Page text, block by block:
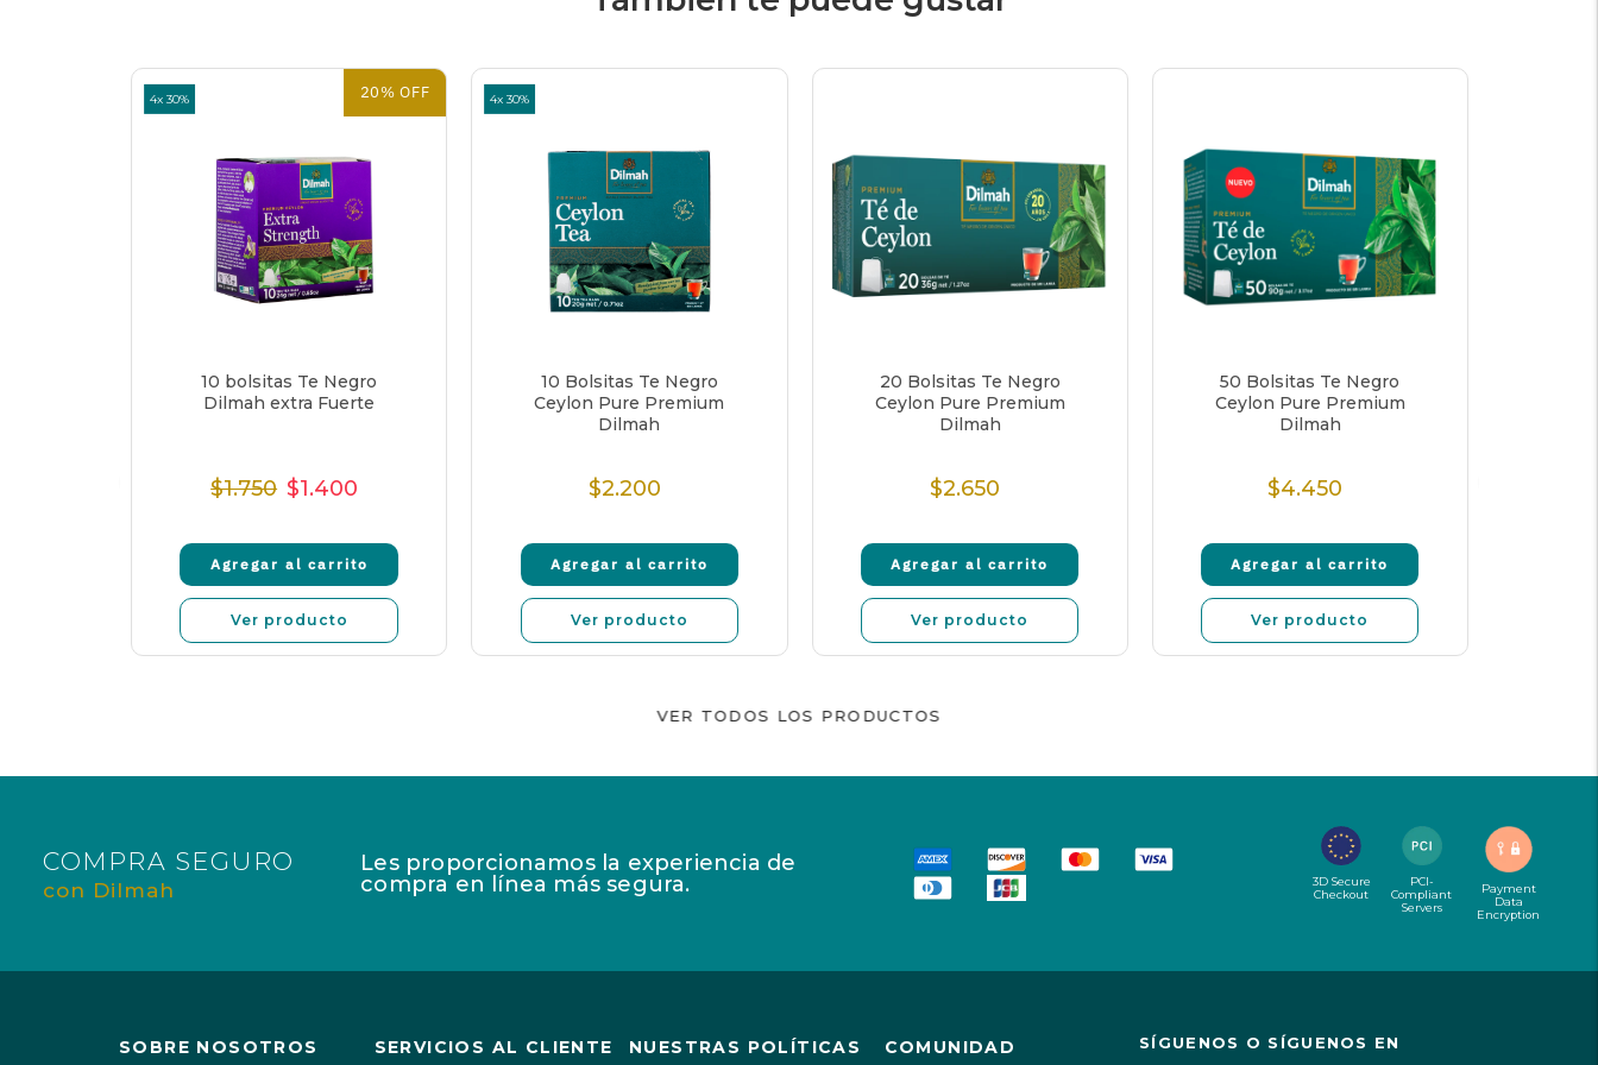
VER TODOS LOS PRODUCTOS
4x 30% 20% OFF
10 bolsitas Te Negro
Dilmah extra Fuerte
Precio
$1.750 Precio
venta
$1.400
Agregar al carrito
Ver producto
4x 30%
10 Bolsitas Te Negro
Ceylon Pure Premium
Dilmah
Precio
$2.200
Agregar al carrito
Ver producto
20 Bolsitas Te Negro
Ceylon Pure Premium
Dilmah
Precio
$2.650
Agregar al carrito
Ver producto
50 Bolsitas Te Negro
Ceylon Pure Premium
Dilmah
Precio
$4.450
Agregar al carrito
Ver producto
COMPRA SEGURO
con Dilmah
Les proporcionamos la experiencia de
compra en línea más segura.
3D Secure
Checkout
PCI-
Compliant
Servers
Payment
Data
Encryption
SOBRE NOSOTROS SERVICIOS AL CLIENTE NUESTRAS POLÍTICAS COMUNIDAD
SÍGUENOS O SÍGUENOS EN